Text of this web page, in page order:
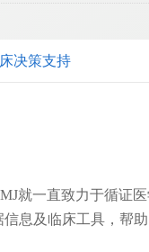
决策支持
就一直致力于循证
息及临床工具，帮